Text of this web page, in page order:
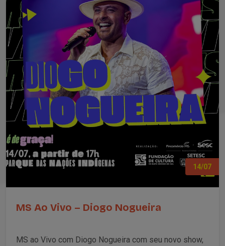
14/07
MS Ao Vivo – Diogo Nogueira
MS ao Vivo com Diogo Nogueira com seu novo show,